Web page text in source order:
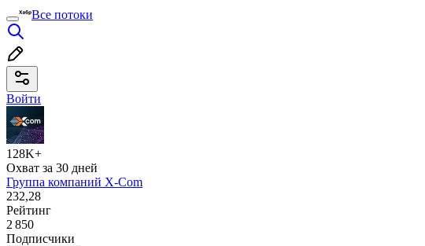
Все потоки
Войти
128K+
Охват за 30 дней
Группа компаний X-Com
232,28
Рейтинг
2 850
Подписчики